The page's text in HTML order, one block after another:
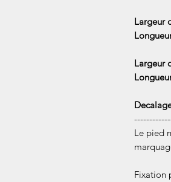
Largeur
Largeur
Le pied
Fixation